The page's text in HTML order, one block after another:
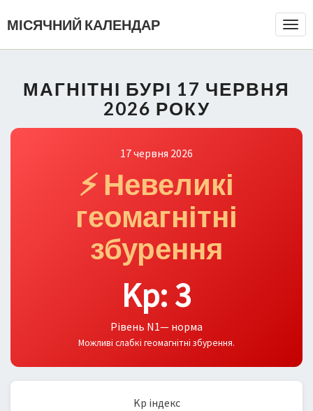
МІСЯЧНИЙ КАЛЕНДАР
МАГНІТНІ БУРІ 17 ЧЕРВНЯ
2026 РОКУ
17 червня 2026
⚡ Невеликі
геомагнітні
збурення
Kp: 3
Рівень N1— норма
Можливі слабкі геомагнітні збурення.
Kp індекс